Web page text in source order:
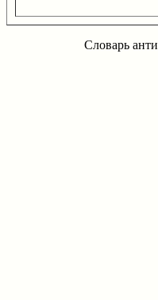
Словарь